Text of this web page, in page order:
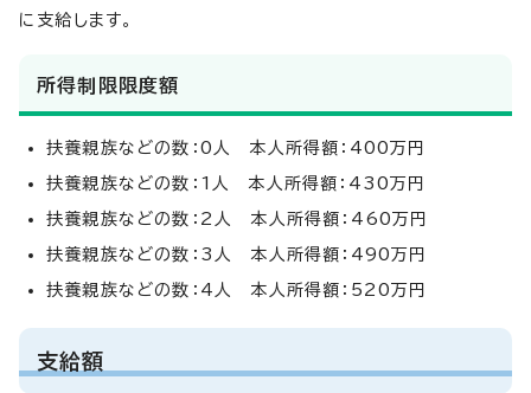
に支給します。
所得制限限度額
扶養親族などの数：0人 本人所得額：400万円
扶養親族などの数：1人 本人所得額：430万円
扶養親族などの数：2人 本人所得額：460万円
扶養親族などの数：3人 本人所得額：490万円
扶養親族などの数：4人 本人所得額：520万円
支給額